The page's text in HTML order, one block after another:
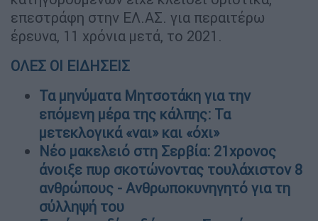
επεστράφη στην ΕΛ.ΑΣ. για περαιτέρω
έρευνα, 11 χρόνια μετά, το 2021.
ΟΛΕΣ ΟΙ ΕΙΔΗΣΕΙΣ
Τα μηνύματα Μητσοτάκη για την
επόμενη μέρα της κάλπης: Τα
μετεκλογικά «ναι» και «όχι»
Νέο μακελειό στη Σερβία: 21χρονος
άνοιξε πυρ σκοτώνοντας τουλάχιστον 8
ανθρώπους - Ανθρωποκυνηγητό για τη
σύλληψή του